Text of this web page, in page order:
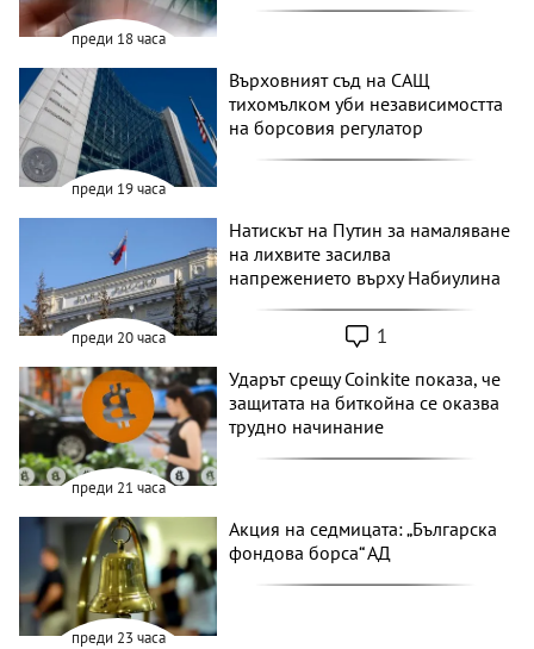
преди 18 часа
преди 19 часа
Върховният съд на САЩ
тихомълком уби независимостта
на борсовия регулатор
преди 20 часа
Натискът на Путин за намаляване
на лихвите засилва
напрежението върху Набиулина
1
преди 21 часа
Ударът срещу Coinkite показа, че
защитата на биткойна се оказва
трудно начинание
преди 23 часа
Акция на седмицата: „Българска
фондова борса“ АД